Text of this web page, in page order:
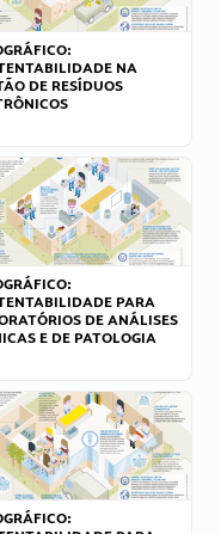
NA
DE RESÍDUOS
PARA
DE ANÁLISES
E DE PATOLOGIA